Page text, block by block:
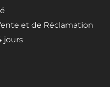
et de Réclamation
jours